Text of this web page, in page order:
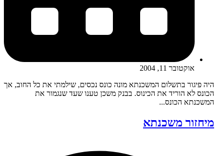
אוקטובר 11, 2004
היה פיגור בתשלום המשכנתא מונה כונס נכסים, שילמתי את כל החוב, אך
הכונס לא הוריד את הכינוס. בבנק משכן טענו שעד שנגמור את
המשכנתא הכונס...
מיחזור משכנתא